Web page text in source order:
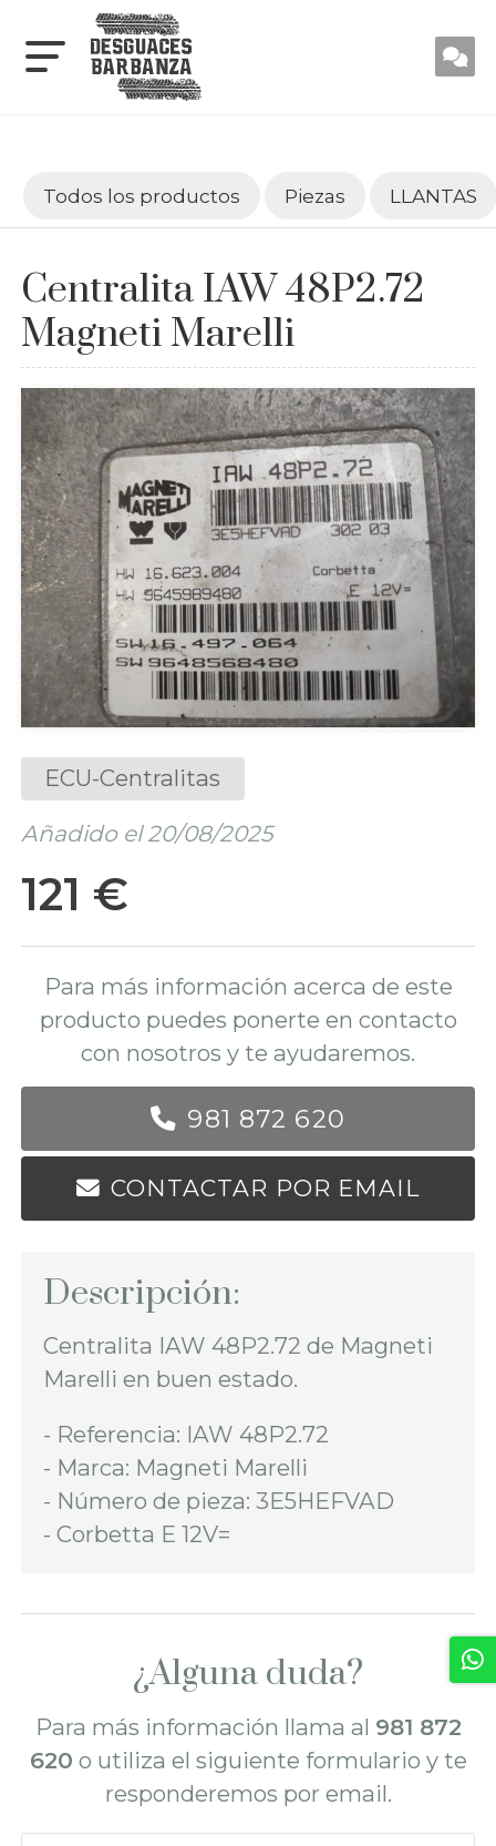
Todos los productos Piezas LLANTAS
Centralita IAW 48P2.72
Magneti Marelli
ECU-Centralitas
Añadido el 20/08/2025
121 €
Para más información acerca de este
producto puedes ponerte en contacto
con nosotros y te ayudaremos.
981 872 620
CONTACTAR POR EMAIL
Descripción:
Centralita IAW 48P2.72 de Magneti
Marelli en buen estado.
- Referencia: IAW 48P2.72
- Marca: Magneti Marelli
- Número de pieza: 3E5HEFVAD
- Corbetta E 12V=
¿Alguna duda?
Para más información llama al 981 872
620 o utiliza el siguiente formulario y te
responderemos por email.